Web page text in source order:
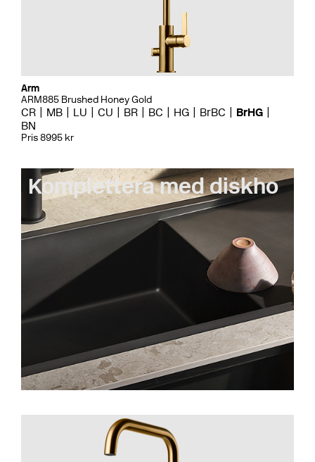
Arm
ARM885 Brushed Honey Gold
CR MB LU CU BR BC HG BrBC
BrHG
BN
Pris 8995 kr
Komplettera med diskho